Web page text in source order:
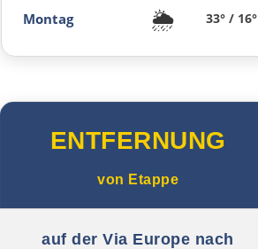
Pfaffenhofen an der Ilm
München
Rosenheim
Österreich
Montag 🌦️ 33° / 16°
ENTFERNUNG
von Etappe
auf der Via Europe nach